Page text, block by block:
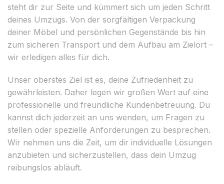
steht dir zur Seite und kümmert sich um jeden Schritt
deines Umzugs. Von der sorgfältigen Verpackung
deiner Möbel und persönlichen Gegenstände bis hin
zum sicheren Transport und dem Aufbau am Zielort –
wir erledigen alles für dich.
Unser oberstes Ziel ist es, deine Zufriedenheit zu
gewährleisten. Daher legen wir großen Wert auf eine
professionelle und freundliche Kundenbetreuung. Du
kannst dich jederzeit an uns wenden, um Fragen zu
stellen oder spezielle Anforderungen zu besprechen.
Wir nehmen uns die Zeit, um dir individuelle Lösungen
anzubieten und sicherzustellen, dass dein Umzug
reibungslos abläuft.